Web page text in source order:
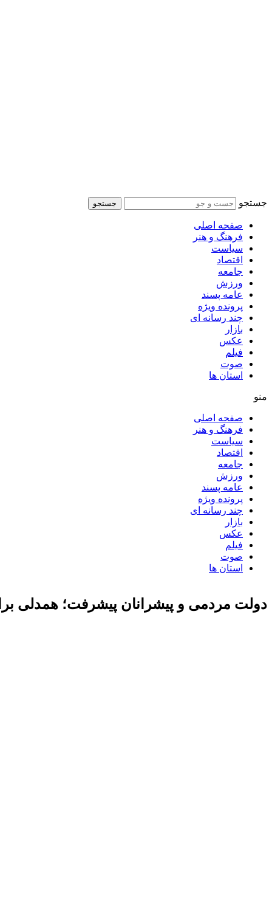
جستجو جستجو
صفحه اصلی
فرهنگ و هنر
سیاست
اقتصاد
جامعه
ورزش
عامه پسند
پرونده ویژه
چند رسانه ای
بازار
عکس
فیلم
صوت
استان ها
منو
صفحه اصلی
فرهنگ و هنر
سیاست
اقتصاد
جامعه
ورزش
عامه پسند
پرونده ویژه
چند رسانه ای
بازار
عکس
فیلم
صوت
استان ها
دولت مردمی و پیشرانان پیشرفت؛ همدلی